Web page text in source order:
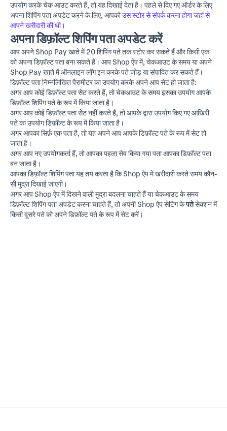
उपयोग करके चेक आउट करते हैं, तो यह दिखाई देता है। पहले से दिए गए ऑर्डर के लिए
अपना शिपिंग पता अपडेट करने के लिए, आपकोउस स्टोर से संपर्क करना होगा जहां से
आपने खरीदारी की थी।
अपना डिफ़ॉल्ट शिपिंग पता अपडेट करें
आप अपने Shop Pay खाते में 20 शिपिंग पते तक स्टोर कर सकते हैं और किसी एक
को अपना डिफ़ॉल्ट पता बना सकते हैं। आप Shop ऐप में, चेकआउट के समय या अपने
Shop Pay खाते में ऑनलाइन लॉग इन करके पते जोड़ या संपादित कर सकते हैं।
डिफ़ॉल्ट पता निम्नलिखित पैरामीटर का उपयोग करके अपने आप सेट हो जाता है:
अगर आप कोई डिफ़ॉल्ट पता सेट करते हैं, तो चेकआउट के समय इसका उपयोग आपके
डिफ़ॉल्ट शिपिंग पते के रूप में किया जाता है।
अगर आप कोई डिफ़ॉल्ट पता सेट नहीं करते हैं, तो आपके द्वारा उपयोग किए गए आखिरी
पते का उपयोग डिफ़ॉल्ट के रूप में किया जाता है।
अगर आपका सिर्फ़ एक पता है, तो यह अपने आप आपके डिफ़ॉल्ट पते के रूप में सेट हो
जाता है।
अगर आप नए उपयोगकर्ता हैं, तो आपका पहला सेव किया गया पता आपका डिफ़ॉल्ट पता
बन जाता है।
आपका डिफ़ॉल्ट शिपिंग पता यह तय करता है कि Shop ऐप में खरीदारी करते समय कौन-
सी मुद्रा दिखाई जाएगी।
अगर आप Shop ऐप में दिखने वाली मुद्रा बदलना चाहते हैं या चेकआउट के समय
डिफ़ॉल्ट शिपिंग पता अपडेट करना चाहते हैं, तो अपनी Shop ऐप सेटिंग केपतेसेक्शन में
किसी दूसरे पते को अपने डिफ़ॉल्ट पते के रूप में सेट करें।